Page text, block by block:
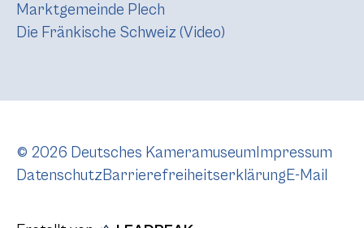
Marktgemeinde Plech
Die Fränkische Schweiz (Video)
© 2026 Deutsches Kameramuseum Impressum
DatenschutzBarrierefreiheitserklärungE-Mail